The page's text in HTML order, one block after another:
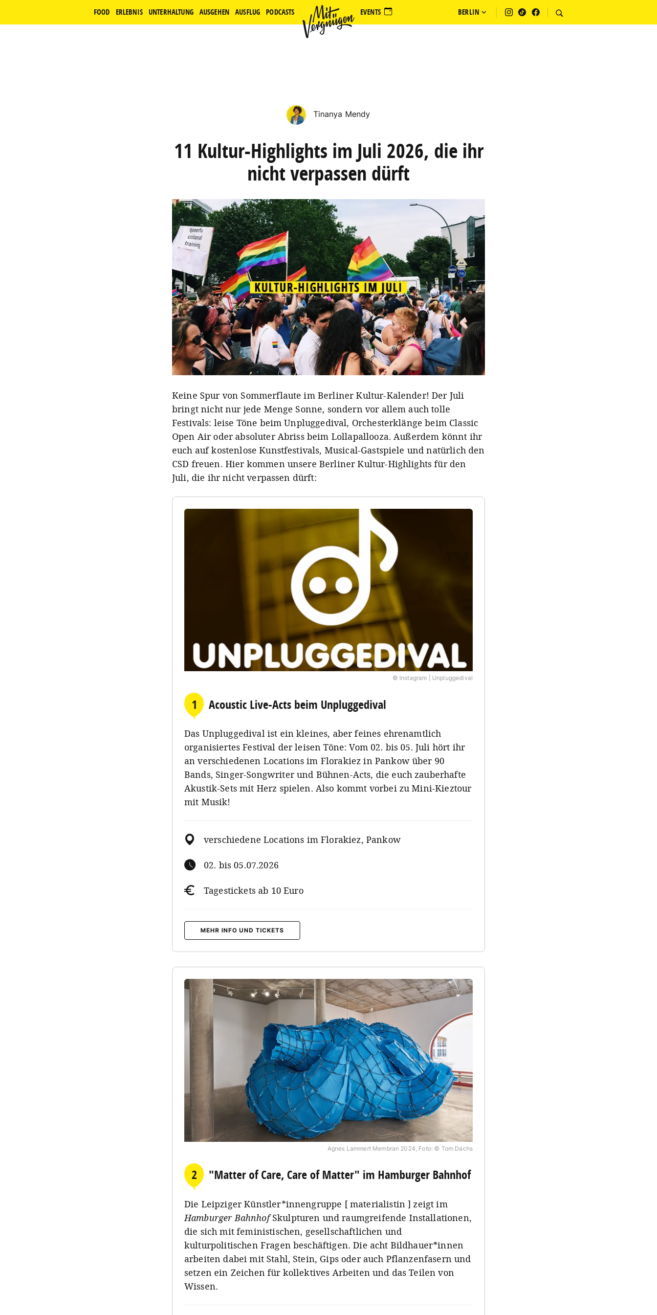
BERLIN
FOOD ERLEBNIS UNTERHALTUNG AUSGEHEN AUSFLUG PODCASTS EVENTS
Tinanya Mendy
11 Kultur-Highlights im Juli 2026, die ihr
nicht verpassen dürft
Keine Spur von Sommerflaute im Berliner Kultur-Kalender! Der Juli
bringt nicht nur jede Menge Sonne, sondern vor allem auch tolle
Festivals: leise Töne beim Unpluggedival, Orchesterklänge beim Classic
Open Air oder absoluter Abriss beim Lollapallooza. Außerdem könnt ihr
euch auf kostenlose Kunstfestivals, Musical-Gastspiele und natürlich den
CSD freuen. Hier kommen unsere Berliner Kultur-Highlights für den
Juli, die ihr nicht verpassen dürft:
© Instagram | Unpluggedival
1 Acoustic Live-Acts beim Unpluggedival
Das Unpluggedival ist ein kleines, aber feines ehrenamtlich
organisiertes Festival der leisen Töne: Vom 02. bis 05. Juli hört ihr
an verschiedenen Locations im Florakiez in Pankow über 90
Bands, Singer-Songwriter und Bühnen-Acts, die euch zauberhafte
Akustik-Sets mit Herz spielen. Also kommt vorbei zu Mini-Kieztour
mit Musik!
verschiedene Locations im Florakiez, Pankow
02. bis 05.07.2026
Tagestickets ab 10 Euro
MEHR INFO UND TICKETS
Agnes Lammert Membran 2024, Foto: © Tom Dachs
2 "Matter of Care, Care of Matter" im Hamburger Bahnhof
Die Leipziger Künstler*innengruppe [ materialistin ] zeigt im
Hamburger BahnhofSkulpturen und raumgreifende Installationen,
die sich mit feministischen, gesellschaftlichen und
kulturpolitischen Fragen beschäftigen. Die acht Bildhauer*innen
arbeiten dabei mit Stahl, Stein, Gips oder auch Pflanzenfasern und
setzen ein Zeichen für kollektives Arbeiten und das Teilen von
Wissen.